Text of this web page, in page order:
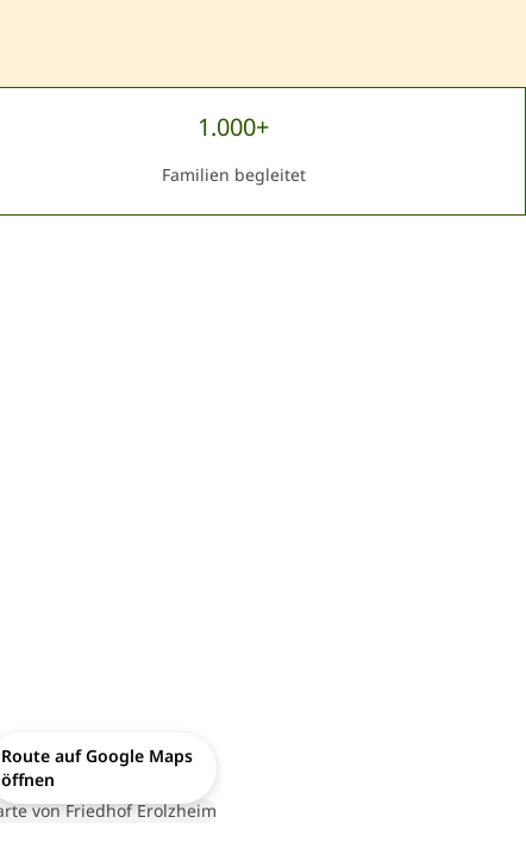
1.000+
Familien begleitet
Route auf Google Maps
öffnen